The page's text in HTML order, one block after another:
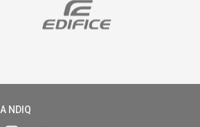
NDIQ